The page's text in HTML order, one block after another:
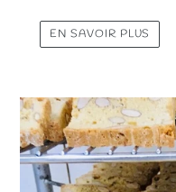
EN SAVOIR PLUS